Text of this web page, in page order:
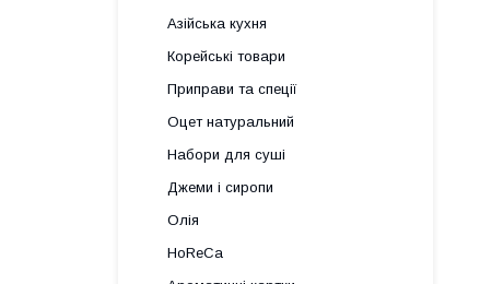
Азійська кухня
Корейські товари
Приправи та спеції
Оцет натуральний
Набори для суші
Джеми і сиропи
Олія
HoReCa